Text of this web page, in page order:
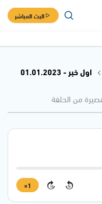
البث المباشر
اول خبر - 01.01.2023
من الحلقة
15
15
1×